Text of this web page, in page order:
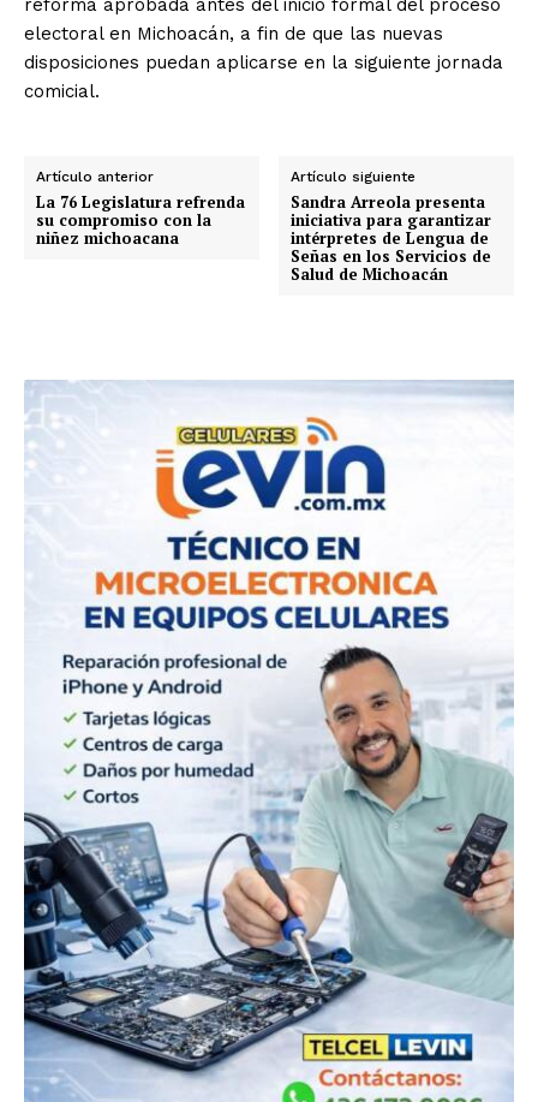
electoral en Michoacán, a fin de que las nuevas
disposiciones puedan aplicarse en la siguiente jornada
comicial.
Artículo anterior
La 76 Legislatura refrenda
su compromiso con la
niñez michoacana
Artículo siguiente
Sandra Arreola presenta
iniciativa para garantizar
intérpretes de Lengua de
Señas en los Servicios de
Salud de Michoacán